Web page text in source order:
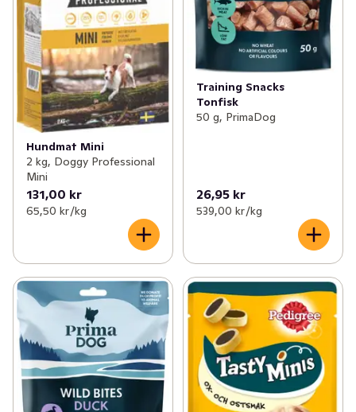
Hundmat Mini
2 kg, Doggy Professional
Mini
131,00 kr
65,50 kr /kg
Training Snacks
Tonfisk
50 g, PrimaDog
26,95 kr
539,00 kr /kg